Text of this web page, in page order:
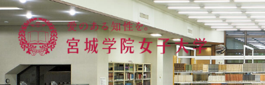
宮城学院女子大学